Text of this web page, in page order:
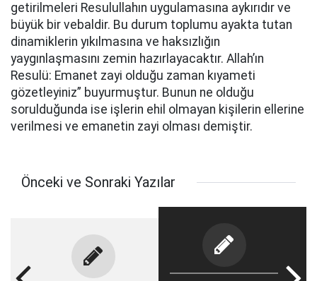
getirilmeleri Resulullahın uygulamasına aykırıdır ve
büyük bir vebaldir. Bu durum toplumu ayakta tutan
dinamiklerin yıkılmasına ve haksızlığın
yaygınlaşmasını zemin hazırlayacaktır. Allah’ın
Resulü: Emanet zayi olduğu zaman kıyameti
gözetleyiniz” buyurmuştur. Bunun ne olduğu
sorulduğunda ise işlerin ehil olmayan kişilerin ellerine
verilmesi ve emanetin zayi olması demiştir.
Önceki ve Sonraki Yazılar